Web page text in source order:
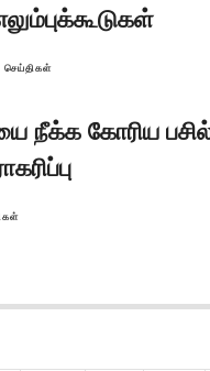
செய்திகள்
நீக்க கோரிய